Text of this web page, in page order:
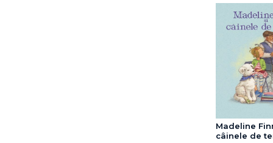
Madeline
câinele de